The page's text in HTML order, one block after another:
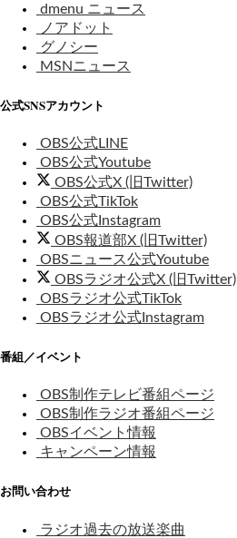
dmenu ニュース
ノアドット
グノシー
MSNニュース
公式SNSアカウント
OBS公式LINE
OBS公式Youtube
OBS公式X (旧Twitter)
OBS公式TikTok
OBS公式Instagram
OBS報道部X (旧Twitter)
OBSニュース公式Youtube
OBSラジオ公式X (旧Twitter)
OBSラジオ公式TikTok
OBSラジオ公式Instagram
番組／イベント
OBS制作テレビ番組ページ
OBS制作ラジオ番組ページ
OBSイベント情報
キャンペーン情報
お問い合わせ
ラジオ過去の放送楽曲